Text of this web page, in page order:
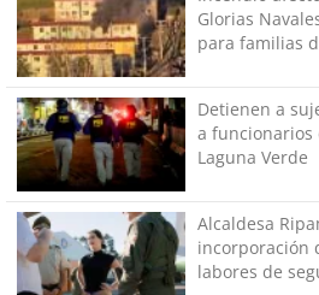
Glorias
para familias
Detienen a
a funcionarios
Laguna Verde
Alcaldesa
incorporación
labores de